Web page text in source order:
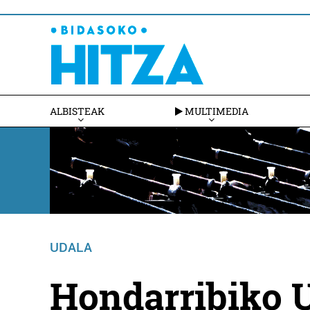
ALBISTEAK MULTIMEDIA
UDALA
Hondarribiko